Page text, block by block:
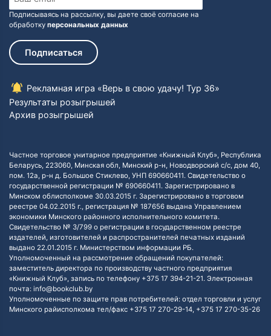
Подписываясь на рассылку, вы даете своё согласие на
обработку персональных данных
Подписаться
Рекламная игра «Верь в свою удачу! Тур 36»
Результаты розыгрышей
Архив розыгрышей
Частное торговое унитарное предприятие «Книжный Клуб», Республика
Беларусь, 223060, Минская обл, Минский р-н, Новодворский с/с, дом 40,
пом. 12а, р-н д. Большое Стиклево, УНП 690660411. Свидетельство о
государственной регистрации № 690660411. Зарегистрировано в
Минском облисполкоме 30.03.2015 г. Зарегистрировано в торговом
реестре 04.02.2015 г., регистрация № 187656 выдана Управлением
экономики Минского районного исполнительного комитета.
Свидетельство № 3/799 о регистрации в государственном реестре
издателей, изготовителей и распространителей печатных изданий
выдано 22.01.2015 г. Министерством информации РБ.
Уполномоченный на рассмотрение обращений покупателей:
заместитель директора по производству частного предприятия
«Книжный Клуб», запись по телефону +375 17 394-21-21. Электронная
почта: info@bookclub.by
Уполномоченные по защите прав потребителей: отдел торговли и услуг
Минского райисполкома тел/факс +375 17 270-29-14, +375 17 270-35-26